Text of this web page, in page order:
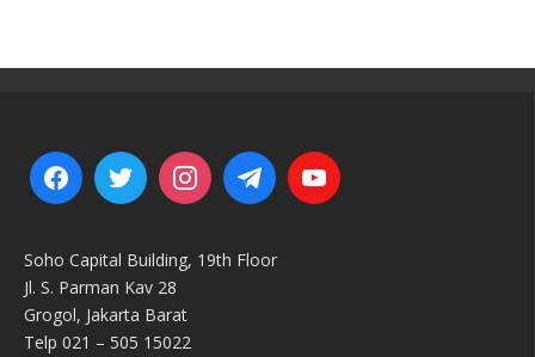
Soho Capital Building, 19th Floor
Jl. S. Parman Kav 28
Grogol, Jakarta Barat
Telp 021 – 505 15022